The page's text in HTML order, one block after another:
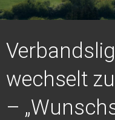
wechselt
–